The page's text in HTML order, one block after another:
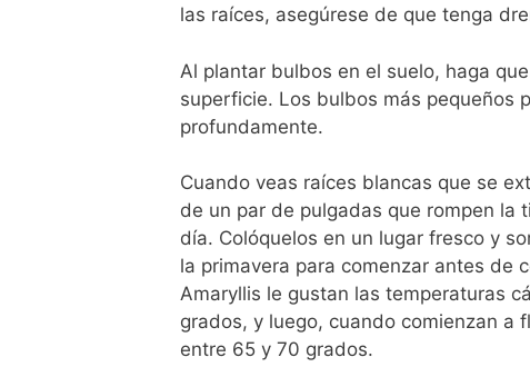
las raíces, asegúrese de que tenga
Al plantar bulbos en el suelo, haga
superficie. Los bulbos más pequeños
profundamente.
Cuando veas raíces blancas que se
de un par de pulgadas que rompen la
día. Colóquelos en un lugar fresco y
la primavera para comenzar antes de
Amaryllis le gustan las temperaturas
grados, y luego, cuando comienzan a
entre 65 y 70 grados.